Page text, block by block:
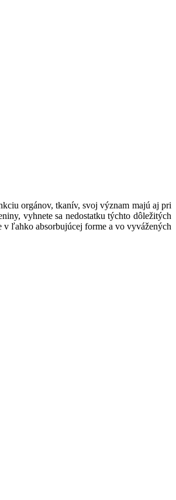
orgánov, tkanív, svoj význam majú aj pri
vyhnete sa nedostatku týchto dôležitých
ľahko absorbujúcej forme a vo vyvážených